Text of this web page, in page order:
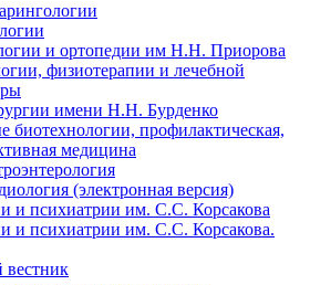
и ортопедии им Н.Н. Приорова
физиотерапии и лечебной
имени Н.Н. Бурденко
биотехнологии, профилактическая,
медицина
(электронная версия)
и психиатрии им. С.С. Корсакова
и психиатрии им. С.С. Корсакова.
вестник